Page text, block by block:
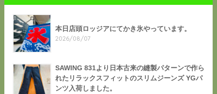
本日店頭ロッジアにてかき氷やっています。
2026/08/07
SAWING 831より日本古来の縫製パターンで作ら
れたリラックスフィットのスリムジーンズ YGパ
ンツ入荷しました。